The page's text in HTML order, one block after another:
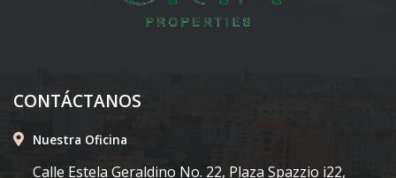
CONTÁCTANOS
Nuestra Oficina
Calle Estela Geraldino No. 22, Plaza Spazzio i22,